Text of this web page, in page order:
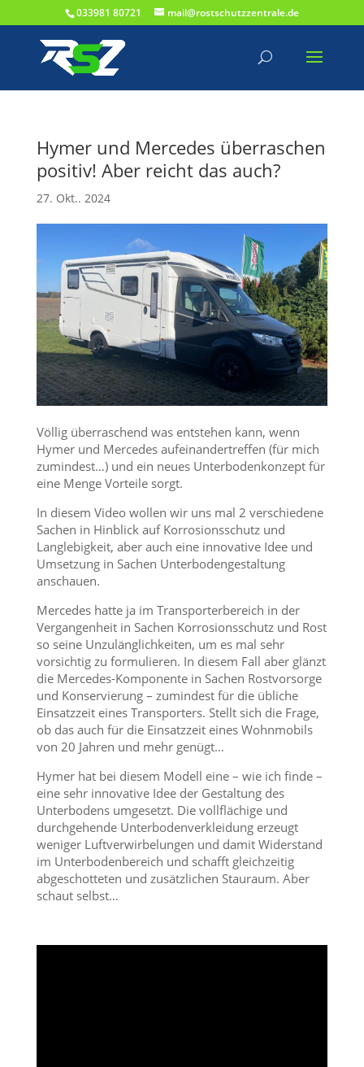
033981 80721 mail@rostschutzzentrale.de
Hymer und Mercedes überraschen
positiv! Aber reicht das auch?
27. Okt.. 2024
Völlig überraschend was entstehen kann, wenn
Hymer und Mercedes aufeinandertreffen (für mich
zumindest…) und ein neues Unterbodenkonzept für
eine Menge Vorteile sorgt.
In diesem Video wollen wir uns mal 2 verschiedene
Sachen in Hinblick auf Korrosionsschutz und
Langlebigkeit, aber auch eine innovative Idee und
Umsetzung in Sachen Unterbodengestaltung
anschauen.
Mercedes hatte ja im Transporterbereich in der
Vergangenheit in Sachen Korrosionsschutz und Rost
so seine Unzulänglichkeiten, um es mal sehr
vorsichtig zu formulieren. In diesem Fall aber glänzt
die Mercedes-Komponente in Sachen Rostvorsorge
und Konservierung – zumindest für die übliche
Einsatzzeit eines Transporters. Stellt sich die Frage,
ob das auch für die Einsatzzeit eines Wohnmobils
von 20 Jahren und mehr genügt…
Hymer hat bei diesem Modell eine – wie ich finde –
eine sehr innovative Idee der Gestaltung des
Unterbodens umgesetzt. Die vollflächige und
durchgehende Unterbodenverkleidung erzeugt
weniger Luftverwirbelungen und damit Widerstand
im Unterbodenbereich und schafft gleichzeitig
abgeschotteten und zusätzlichen Stauraum. Aber
schaut selbst…